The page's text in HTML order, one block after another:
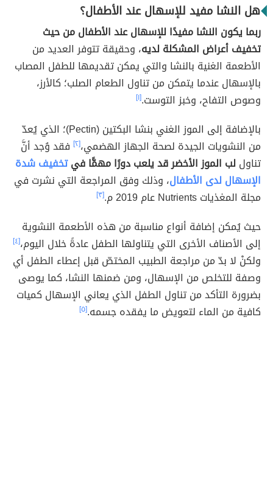
هل النشا مفيد للإسهال عند الأطفال؟
ربما يكون النشا مفيدًا للإسهال عند الأطفال من حيث
تخفيف أعراض المشكلة لديه، وحقيقةتتوفر العديد من
الأطعمة الغنية بالنشا والتي يمكن تقديمها للطفل المصاب
بالإسهال عندما يتمكن من تناول الطعام الصلب؛ كالأرز،
وصوص التفاح، وخبز التوست.[١]
بالإضافة إلى الموز الغني بنشا البكتين (Pectin) ؛ الذي يُعدّ
من النشويات الجيدة لصحة الجهاز الهضمي،[٢]
فقد وُجد أنَّ
تناول لب الموز الأخضر قد يلعب دورًا مهمًّا فيتخفيف شدة
الإسهال لدى الأطفال، وذلك وفق المراجعة التي نشرت في
مجلة المغذيات Nutrients عام 2019 م.
[٣]
حيث يُمكن إضافة أنواع مناسبة من هذه الأطعمة النشوية
إلى الأصناف الأخرى التي يتناولها الطفل عادةً خلال اليوم،[٤]
ولكنْ لا بدّ من مراجعة الطبيب المختصّ قبل إعطاء الطفل أي
وصفة للتخلص من الإسهال، ومن ضمنها النشا، كما يوصى
بضرورة التأكد من تناول الطفل الذي يعاني الإسهال كميات
كافية من الماء لتعويض ما يفقده جسمه.[٥]